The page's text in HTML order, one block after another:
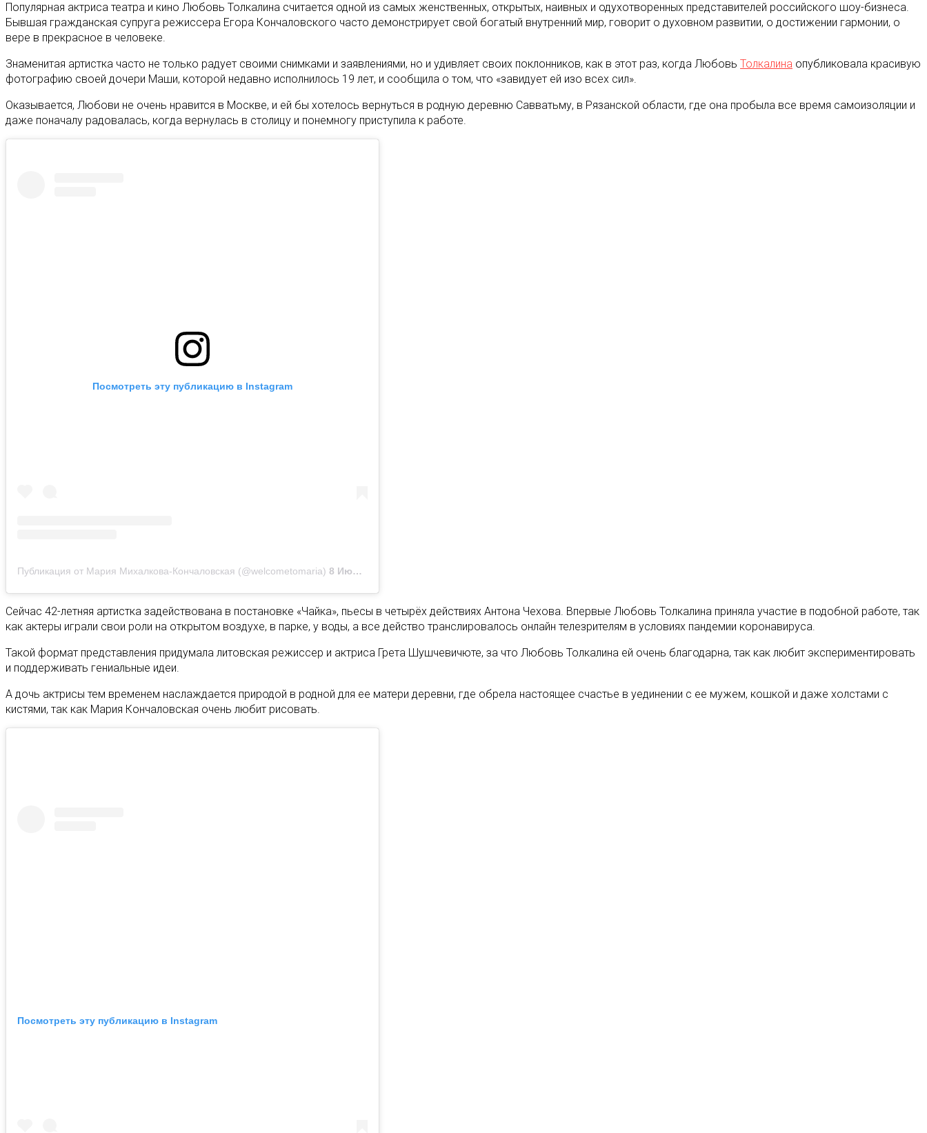
Популярная актриса театра и кино Любовь Толкалина считается одной из самых женственных, открытых, наивных и одухотворенных представителей российского шоу-бизнеса.
Бывшая гражданская супруга режиссера Егора Кончаловского часто демонстрирует свой богатый внутренний мир, говорит о духовном развитии, о достижении гармонии, о
вере в прекрасное в человеке.
Знаменитая артистка часто не только радует своими снимками и заявлениями, но и удивляет своих поклонников, как в этот раз, когда Любовь Толкалина опубликовала красивую
фотографию своей дочери Маши, которой недавно исполнилось 19 лет, и сообщила о том, что «завидует ей изо всех сил».
Оказывается, Любови не очень нравится в Москве, и ей бы хотелось вернуться в родную деревню Савватьму, в Рязанской области, где она пробыла все время самоизоляции и
даже поначалу радовалась, когда вернулась в столицу и понемногу приступила к работе.
Посмотреть эту публикацию в Instagram
Публикация от Мария Михалкова-Кончаловская (@welcometomaria) 8 Июл 2020 в 2:40 PDT
Сейчас 42-летняя артистка задействована в постановке «Чайка», пьесы в четырёх действиях Антона Чехова. Впервые Любовь Толкалина приняла участие в подобной работе, так
как актеры играли свои роли на открытом воздухе, в парке, у воды, а все действо транслировалось онлайн телезрителям в условиях пандемии коронавируса.
Такой формат представления придумала литовская режиссер и актриса Грета Шушчевичюте, за что Любовь Толкалина ей очень благодарна, так как любит экспериментировать
и поддерживать гениальные идеи.
А дочь актрисы тем временем наслаждается природой в родной для ее матери деревни, где обрела настоящее счастье в уединении с ее мужем, кошкой и даже холстами с
кистями, так как Мария Кончаловская очень любит рисовать.
Посмотреть эту публикацию в Instagram